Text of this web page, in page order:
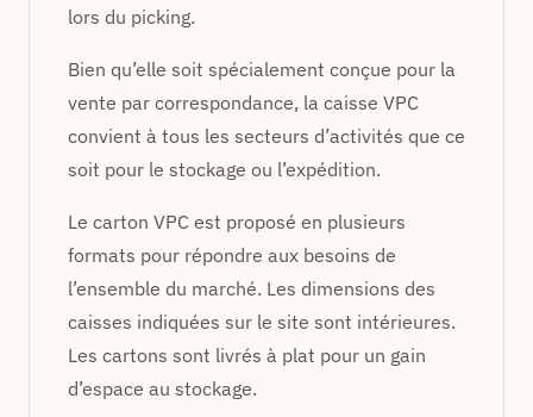
lors du picking.
Bien qu’elle soit spécialement conçue pour la
vente par correspondance, la caisse VPC
convient à tous les secteurs d’activités que ce
soit pour le stockage ou l’expédition.
Le carton VPC est proposé en plusieurs
formats pour répondre aux besoins de
l’ensemble du marché. Les dimensions des
caisses indiquées sur le site sont intérieures.
Les cartons sont livrés à plat pour un gain
d’espace au stockage.